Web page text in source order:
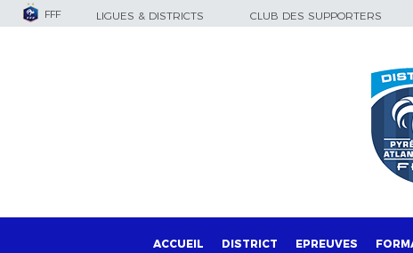
FFF LIGUES & DISTRICTS CLUB DES SUPPORTERS
ACCUEIL DISTRICT EPREUVES